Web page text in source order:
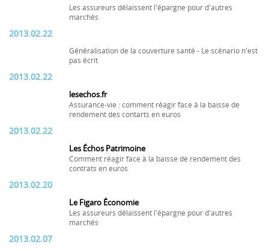
Les assureurs délaissent l'épargne pour d'autres
marchés
2013.02.22
Généralisation de la couverture santé - Le scénario n'est
pas écrit
2013.02.22
lesechos.fr
Assurance-vie : comment réagir face à la baisse de
rendement des contarts en euros
2013.02.22
Les Échos Patrimoine
Comment réagir face à la baisse de rendement des
contrats en euros
2013.02.20
Le Figaro Économie
Les assureurs délaissent l'épargne pour d'autres
marchés
2013.02.07